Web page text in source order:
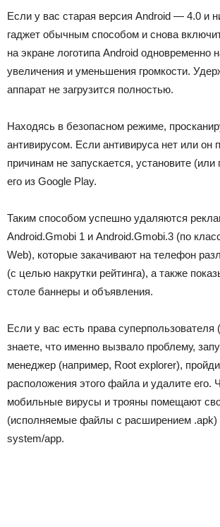
Если у вас старая версия Android — 4.0 и
гаджет обычным способом и снова
на экране логотипа Android одновременно
увеличения и уменьшения громкости.
аппарат не загрузится полностью.
Находясь в безопасном режиме,
антивирусом. Если антивируса нет или он
причинам не запускается, установите (или
его из Google Play.
Таким способом успешно удаляются
Android.Gmobi 1 и Android.Gmobi.3 (по
Web), которые закачивают на телефон
(с целью накрутки рейтинга), а также
столе баннеры и объявления.
Если у вас есть права суперпользователя
знаете, что именно вызвало проблему,
менеджер (например, Root explorer),
расположения этого файла и удалите его.
мобильные вирусы и трояны помещают
(исполняемые файлы с расширением .apk)
system/app.